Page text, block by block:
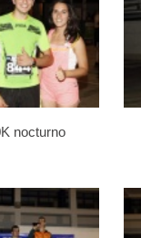
nocturno